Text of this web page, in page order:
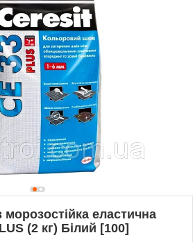
еластична
(2 кг) Білий [100]